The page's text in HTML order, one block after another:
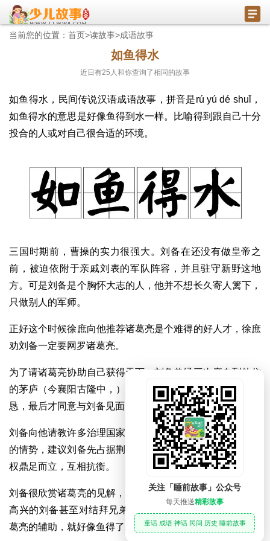
当前您的位置： 首页>读故事>成语故事
如鱼得水
近日有25 人和你查询了相同的故事
如鱼得水，民间传说汉语成语故事，拼音是rú yú dé shuǐ，
如鱼得水的意思是好像鱼得到水一样。比喻得到跟自己十分
投合的人或对自己很合适的环境。
三国时期前，曹操的实力很强大。刘备在还没有做皇帝之
前，被迫依附于亲戚刘表的军队阵容，并且驻守新野这地
方。可是刘备是个胸怀大志的人，他并不想长久寄人篱下，
只做别人的军师。
正好这个时候徐庶向他推荐诸葛亮是个难得的好人才，徐庶
劝刘备一定要网罗诸葛亮。
为了请诸葛亮协助自己获得天下，刘备曾经三次亲自到他住
的茅庐（今襄阳古隆中，）拜访他，诸葛亮看到刘备非常诚
恳，最后才同意与刘备见面。
刘备向他请教许多治理国家的方法，诸葛亮仔细分析了当时
的情势，建议刘备先占据荆州，这样才能有机会和曹操、孙
权鼎足而立，互相抗衡。
刘备很欣赏诸葛亮的见解，而且和诸葛亮的感情逐渐加深，
高兴的刘备甚至对结拜兄弟关羽及张飞两人说：“我得到诸
葛亮的辅助，就好像鱼得了水一样。”
关注「睡前故事」公众号
每天推送精彩故事
童话 成语 神话 民间 历史 睡前故事